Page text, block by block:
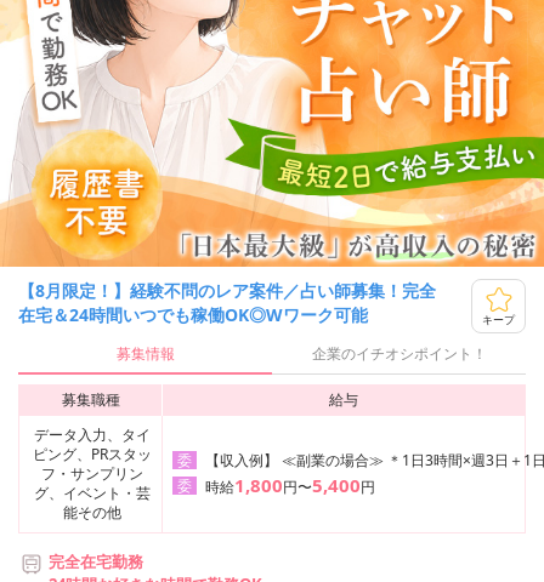
【8月限定！】経験不問のレア案件／占い師募集！完全
在宅＆24時間いつでも稼働OK◎Wワーク可能
キープ
募集情報 企業のイチオシポイント！
募集職種
給与
データ入力、タイ
ピング、PRスタッ
フ・サンプリン
グ、イベント・芸
能その他
委
【収入例】 ≪副業の場合≫ ＊1日3時間×週3日＋1
委
時給1,800円〜5,400円
完全在宅勤務